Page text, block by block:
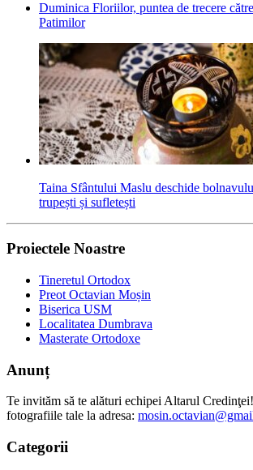
Duminica Floriilor, puntea de trecere
Patimilor
Taina Sfântului Maslu deschide
trupești și sufletești
Proiectele Noastre
Tineretul Ortodox
Preot Octavian Moșin
Biserica USM
Localitatea Dumbrava
Masterate Ortodoxe
Anunț
Te invităm să te alături echipei Altarul
fotografiile tale la adresa:
Categorii